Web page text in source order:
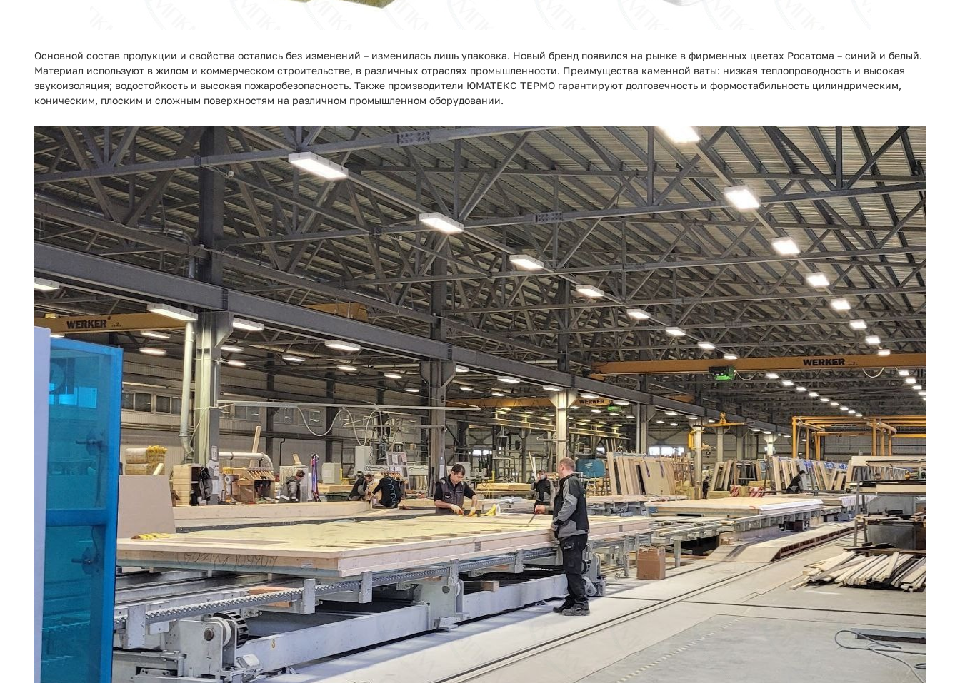
Основной состав продукции и свойства остались без изменений – изменилась лишь упаковка. Новый бренд появился на рынке в фирменных цветах Росатома – синий и белый.
Материал используют в жилом и коммерческом строительстве, в различных отраслях промышленности. Преимущества каменной ваты: низкая теплопроводность и высокая
звукоизоляция; водостойкость и высокая пожаробезопасность. Также производители ЮМАТЕКС ТЕРМО гарантируют долговечность и формостабильность цилиндрическим,
коническим, плоским и сложным поверхностям на различном промышленном оборудовании.